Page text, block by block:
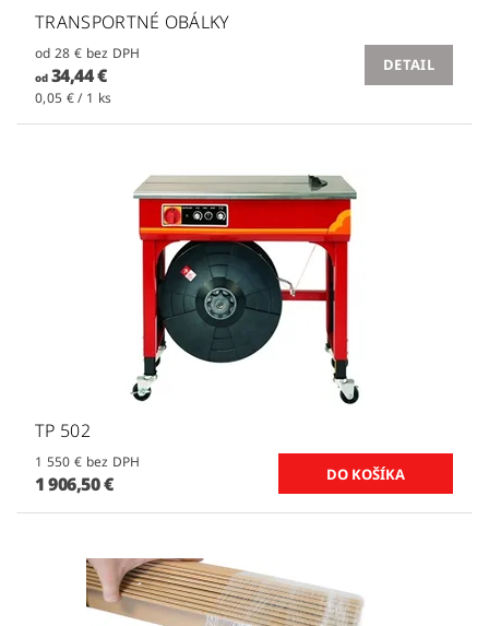
TRANSPORTNÉ OBÁLKY
od 28 € bez DPH
od34,44 €
0,05 € / 1 ks
DETAIL
TP 502
1 550 € bez DPH
1 906,50 €